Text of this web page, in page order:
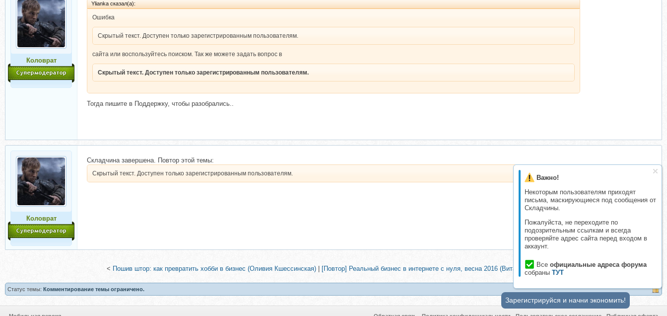
Важно!
Некоторым пользователям приходят
письма, маскирующиеся под сообщения от
Складчины.
Пожалуйста, не переходите по
подозрительным ссылкам и всегда
проверяйте адрес сайта перед входом в
аккаунт.
Все официальные адреса форума
собраны ТУТ
Коловрат
Ylianka сказал(а):
Ошибка
Скрытый текст. Доступен только зарегистрированным пользователям.
сайта или воспользуйтесь поиском. Так же можете задать вопрос в
Скрытый текст. Доступен только зарегистрированным пользователям.
Тогда пишите в Поддержку, чтобы разобрались..
Коловрат
Складчина завершена. Повтор этой темы:
Скрытый текст. Доступен только зарегистрированным пользователям.
< Пошив штор: как превратить хобби в бизнес (Оливия Кшессинская) [Повтор] Реальный бизнес в интернете с нуля, весна 2016 (Виталий Шелест)>
Статус темы: Комментирование темы ограничено.
Зарегистрируйся и начни экономить!